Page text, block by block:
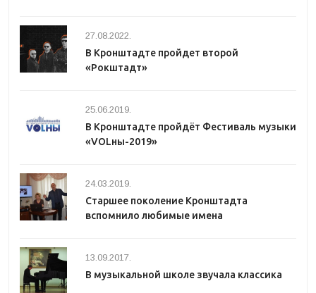
27.08.2022.
В Кронштадте пройдет второй
«Рокштадт»
25.06.2019.
В Кронштадте пройдёт Фестиваль музыки
«VOLны-2019»
24.03.2019.
Старшее поколение Кронштадта
вспомнило любимые имена
13.09.2017.
В музыкальной школе звучала классика